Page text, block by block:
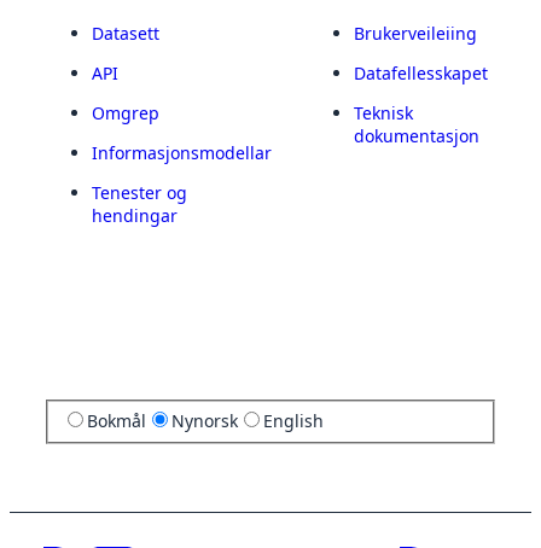
Datasett
API
Omgrep
Informasjonsmodellar
Tenester og
hendingar
Brukerveileiing
Datafellesskapet
Teknisk
dokumentasjon
Bokmål Nynorsk English